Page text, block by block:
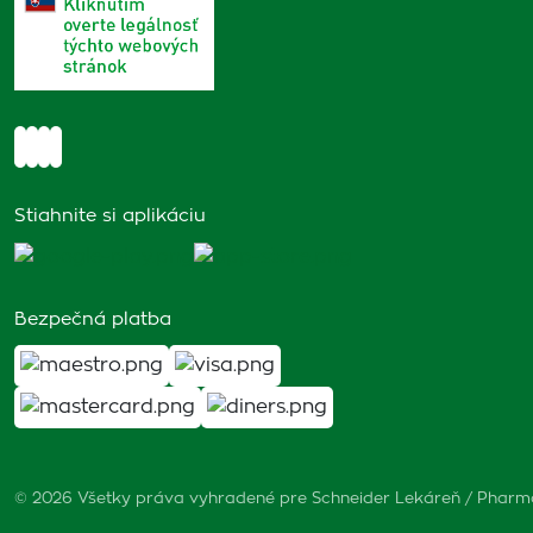
Stiahnite si aplikáciu
Bezpečná platba
© 2026 Všetky práva vyhradené pre Schneider Lekáreň /